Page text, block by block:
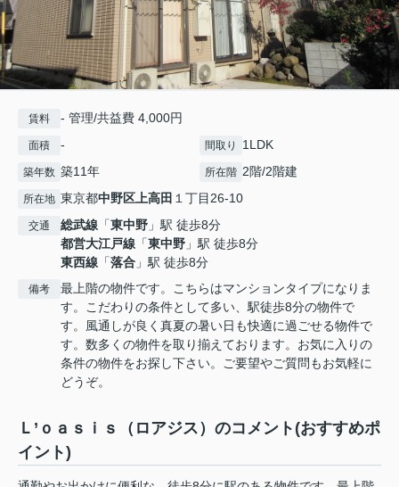
賃料 - 管理/共益費 4,000円
面積 - 間取り 1LDK
築年数 築11年 所在階 2階/2階建
所在地 東京都中野区 上高田 １丁目26-10
交通 総武線 「東中野 」駅 徒歩8分
都営大江戸線 「東中野 」駅 徒歩8分
東西線 「落合 」駅 徒歩8分
備考
最上階の物件です。こちらはマンションタイプになりま
す。こだわりの条件として多い、駅徒歩8分の物件で
す。風通しが良く真夏の暑い日も快適に過ごせる物件で
す。数多くの物件を取り揃えております。お気に入りの
条件の物件をお探し下さい。ご要望やご質問もお気軽に
どうぞ。
Ｌ’ｏａｓｉｓ（ロアジス）のコメント(おすすめポ
イント)